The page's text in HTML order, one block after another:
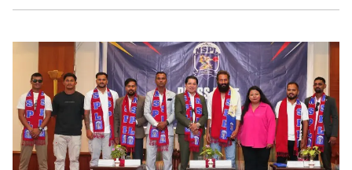
सुचनाहरु
स्वास्थ्य
भिडियो